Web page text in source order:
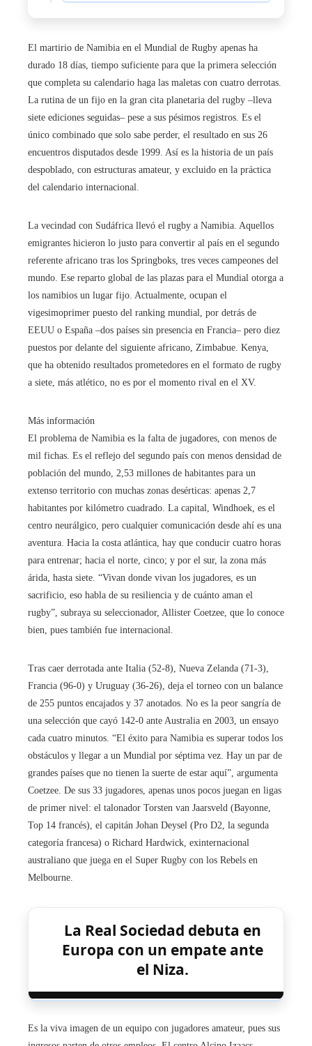
El martirio de Namibia en el Mundial de Rugby apenas ha
durado 18 días, tiempo suficiente para que la primera selección
que completa su calendario haga las maletas con cuatro derrotas.
La rutina de un fijo en la gran cita planetaria del rugby –lleva
siete ediciones seguidas– pese a sus pésimos registros. Es el
único combinado que solo sabe perder, el resultado en sus 26
encuentros disputados desde 1999. Así es la historia de un país
despoblado, con estructuras amateur, y excluido en la práctica
del calendario internacional.
La vecindad con Sudáfrica llevó el rugby a Namibia. Aquellos
emigrantes hicieron lo justo para convertir al país en el segundo
referente africano tras los Springboks, tres veces campeones del
mundo. Ese reparto global de las plazas para el Mundial otorga a
los namibios un lugar fijo. Actualmente, ocupan el
vigesimoprimer puesto del ranking mundial, por detrás de
EEUU o España –dos países sin presencia en Francia– pero diez
puestos por delante del siguiente africano, Zimbabue. Kenya,
que ha obtenido resultados prometedores en el formato de rugby
a siete, más atlético, no es por el momento rival en el XV.
Más información
El problema de Namibia es la falta de jugadores, con menos de
mil fichas. Es el reflejo del segundo país con menos densidad de
población del mundo, 2,53 millones de habitantes para un
extenso territorio con muchas zonas desérticas: apenas 2,7
habitantes por kilómetro cuadrado. La capital, Windhoek, es el
centro neurálgico, pero cualquier comunicación desde ahí es una
aventura. Hacia la costa atlántica, hay que conducir cuatro horas
para entrenar; hacia el norte, cinco; y por el sur, la zona más
árida, hasta siete. “Vivan donde vivan los jugadores, es un
sacrificio, eso habla de su resiliencia y de cuánto aman el
rugby”, subraya su seleccionador, Allister Coetzee, que lo conoce
bien, pues también fue internacional.
Tras caer derrotada ante Italia (52-8), Nueva Zelanda (71-3),
Francia (96-0) y Uruguay (36-26), deja el torneo con un balance
de 255 puntos encajados y 37 anotados. No es la peor sangría de
una selección que cayó 142-0 ante Australia en 2003, un ensayo
cada cuatro minutos. “El éxito para Namibia es superar todos los
obstáculos y llegar a un Mundial por séptima vez. Hay un par de
grandes países que no tienen la suerte de estar aquí”, argumenta
Coetzee. De sus 33 jugadores, apenas unos pocos juegan en ligas
de primer nivel: el talonador Torsten van Jaarsveld (Bayonne,
Top 14 francés), el capitán Johan Deysel (Pro D2, la segunda
categoría francesa) o Richard Hardwick, exinternacional
australiano que juega en el Super Rugby con los Rebels en
Melbourne.
La Real Sociedad debuta en
Europa con un empate ante
el Niza.
Es la viva imagen de un equipo con jugadores amateur, pues sus